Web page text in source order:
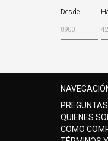
Desde
QUIENES
COMO